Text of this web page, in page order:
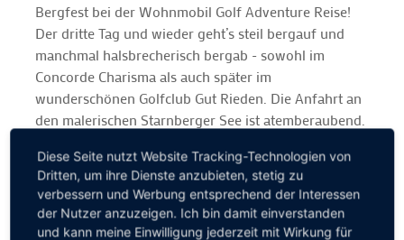
Bergfest bei der Wohnmobil Golf Adventure Reise!
Der dritte Tag und wieder geht’s steil bergauf und
manchmal halsbrecherisch bergab - sowohl im
Concorde Charisma als auch später im
wunderschönen Golfclub Gut Rieden. Die Anfahrt an
den malerischen Starnberger See ist atemberaubend.
mit einem grandiosen Alpenpanorama verwöhnt. Ein
kleiner Tipp nach drei Tagen Wohnmobil Golf
Adventure gefällig? Bitte immer vor der Anreise bei
den jeweiligen Golfclubs anrufen und nach
Diese Seite nutzt Website Tracking-Technologien von
Dritten, um ihre Dienste anzubieten, stetig zu
verbessern und Werbung entsprechend der Interessen
der Nutzer anzuzeigen. Ich bin damit einverstanden
und kann meine Einwilligung jederzeit mit Wirkung für